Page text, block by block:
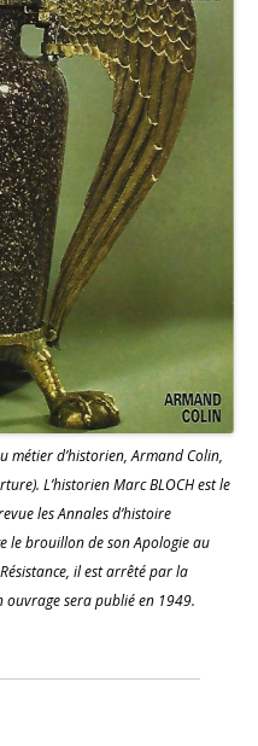
métier d’historien, Armand Colin,
L’historien Marc BLOCH est le
les Annales d’histoire
le brouillon de son Apologie au
il est arrêté par la
ouvrage sera publié en 1949.